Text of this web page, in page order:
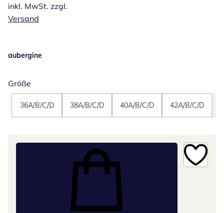
inkl. MwSt. zzgl.
Versand
aubergine
Größe
36A/B/C/D 38A/B/C/D 40A/B/C/D 42A/B/C/D